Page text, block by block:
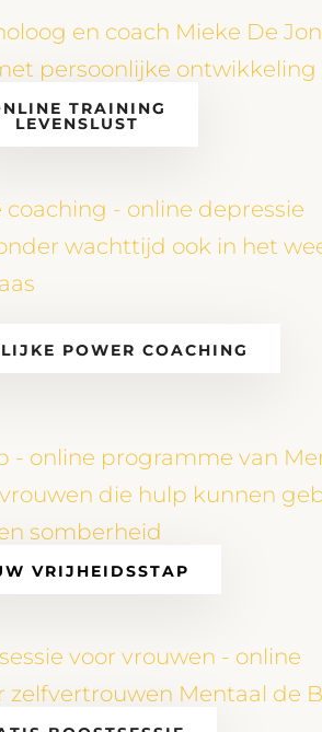
TRAINING
LEVENSLUST
POWER COACHING
VRIJHEIDSSTAP